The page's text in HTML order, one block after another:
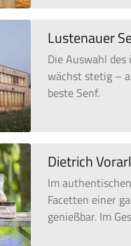
Lustenauer
Die Auswahl
wächst stetig –
beste Senf.
Dietrich
Im
Facetten einer
genießbar. Im